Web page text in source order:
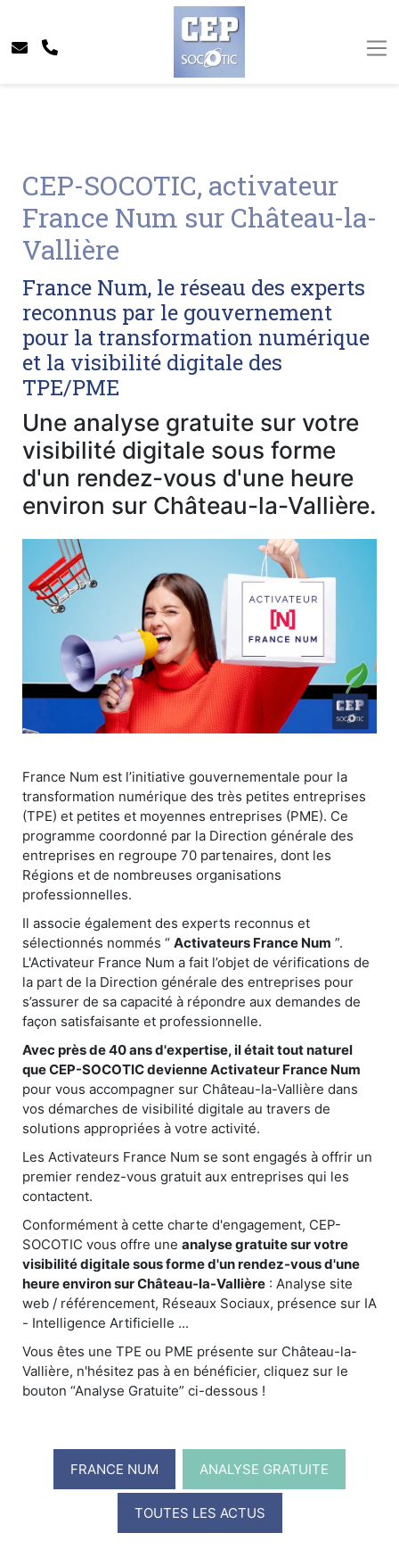
CEP-SOCOTIC, activateur
France Num sur Château-la-
Vallière
France Num, le réseau des experts
reconnus par le gouvernement
pour la transformation numérique
et la visibilité digitale des
TPE/PME
Une analyse gratuite sur votre
visibilité digitale sous forme
d'un rendez-vous d'une heure
environ sur Château-la-Vallière.
France Num est l’initiative gouvernementale pour la
transformation numérique des très petites entreprises
(TPE) et petites et moyennes entreprises (PME). Ce
programme coordonné par la Direction générale des
entreprises en regroupe 70 partenaires, dont les
Régions et de nombreuses organisations
professionnelles.
Il associe également des experts reconnus et
sélectionnés nommés “ Activateurs France Num ”.
L'Activateur France Num a fait l’objet de vérifications de
la part de la Direction générale des entreprises pour
s’assurer de sa capacité à répondre aux demandes de
façon satisfaisante et professionnelle.
Avec près de 40 ans d'expertise, il était tout naturel
que CEP-SOCOTIC devienne Activateur France Num
pour vous accompagner sur Château-la-Vallière dans
vos démarches de visibilité digitale au travers de
solutions appropriées à votre activité.
Les Activateurs France Num se sont engagés à offrir un
premier rendez-vous gratuit aux entreprises qui les
contactent.
Conformément à cette charte d'engagement, CEP-
SOCOTIC vous offre une analyse gratuite sur votre
visibilité digitale sous forme d'un rendez-vous d'une
heure environ sur Château-la-Vallière : Analyse site
web / référencement, Réseaux Sociaux, présence sur IA
- Intelligence Artificielle ...
Vous êtes une TPE ou PME présente sur Château-la-
Vallière, n'hésitez pas à en bénéficier, cliquez sur le
bouton “Analyse Gratuite” ci-dessous !
FRANCE NUM ANALYSE GRATUITE
TOUTES LES ACTUS